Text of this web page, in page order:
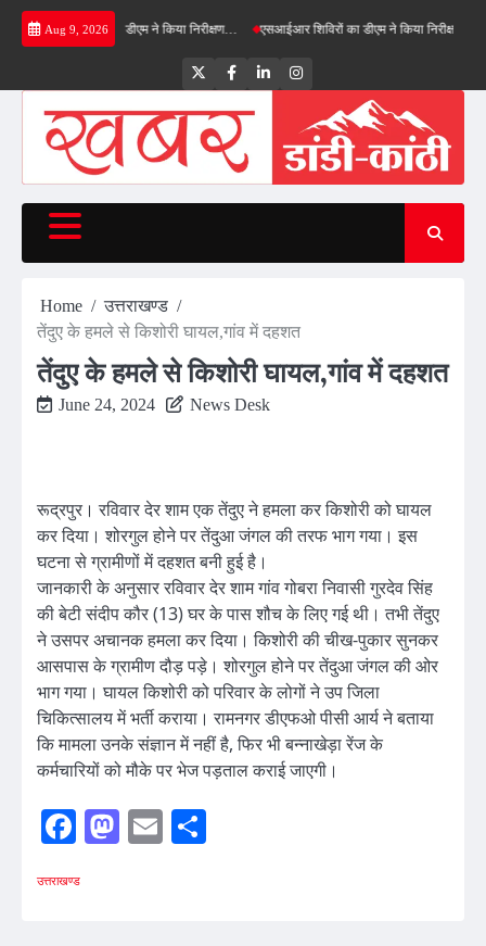
Skip
Aug 9, 2026
बाईपास का डीएम ने किया निरीक्षण… एसआईआर शिविरों का डीएम ने किया निरीक्षण, बोले—कोई
TwitterFacebookLinkedInInstagram
Home
उत्तराखण्ड
तेंदुए के हमले से किशोरी घायल,गांव में दहशत
तेंदुए के हमले से किशोरी घायल,गांव में दहशत
June 24, 2024 News Desk
रूद्रपुर। रविवार देर शाम एक तेंदुए ने हमला कर किशोरी को घायल
कर दिया। शोरगुल होने पर तेंदुआ जंगल की तरफ भाग गया। इस
घटना से ग्रामीणों में दहशत बनी हुई है।
जानकारी के अनुसार रविवार देर शाम गांव गोबरा निवासी गुरदेव सिंह
की बेटी संदीप कौर (13) घर के पास शौच के लिए गई थी। तभी तेंदुए
ने उसपर अचानक हमला कर दिया। किशोरी की चीख-पुकार सुनकर
आसपास के ग्रामीण दौड़ पड़े। शोरगुल होने पर तेंदुआ जंगल की ओर
भाग गया। घायल किशोरी को परिवार के लोगों ने उप जिला
चिकित्सालय में भर्ती कराया। रामनगर डीएफओ पीसी आर्य ने बताया
कि मामला उनके संज्ञान में नहीं है, फिर भी बन्नाखेड़ा रेंज के
कर्मचारियों को मौके पर भेज पड़ताल कराई जाएगी।
Facebook
Mastodon
Email
उत्तराखण्ड